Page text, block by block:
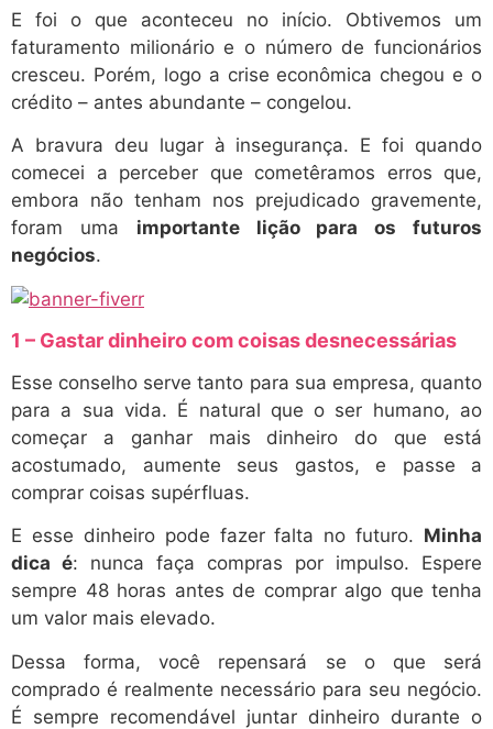
E foi o que aconteceu no início. Obtivemos um
faturamento milionário e o número de funcionários
cresceu. Porém, logo a crise econômica chegou e o
crédito – antes abundante – congelou.
A bravura deu lugar à insegurança. E foi quando
comecei a perceber que cometêramos erros que,
embora não tenham nos prejudicado gravemente,
foram uma importante lição para os futuros
negócios.
1 – Gastar dinheiro com coisas desnecessárias
Esse conselho serve tanto para sua empresa, quanto
para a sua vida. É natural que o ser humano, ao
começar a ganhar mais dinheiro do que está
acostumado, aumente seus gastos, e passe a
comprar coisas supérfluas.
E esse dinheiro pode fazer falta no futuro. Minha
dica é: nunca faça compras por impulso. Espere
sempre 48 horas antes de comprar algo que tenha
um valor mais elevado.
Dessa forma, você repensará se o que será
comprado é realmente necessário para seu negócio.
É sempre recomendável juntar dinheiro durante o